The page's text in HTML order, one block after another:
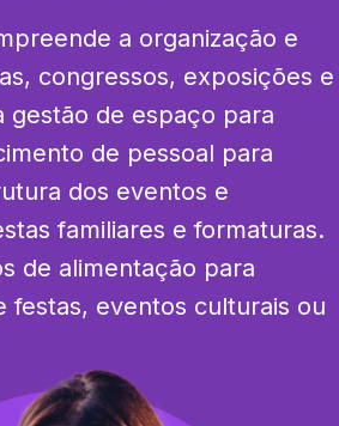
a organização e
congressos, exposições e
gestão de espaço para
de pessoal para
dos eventos e
familiares e formaturas.
de alimentação para
festas, eventos culturais ou